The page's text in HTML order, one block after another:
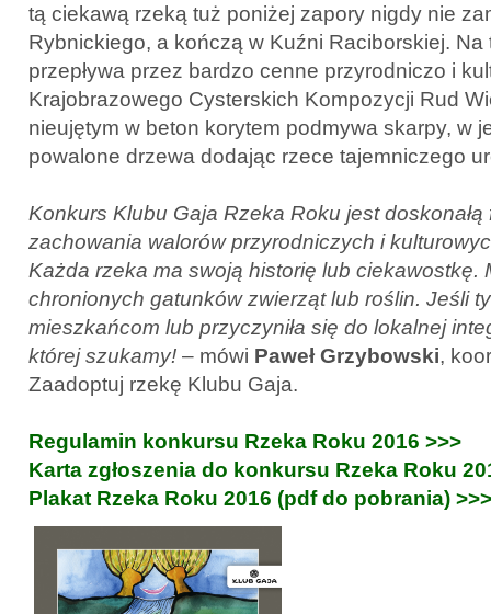
tą ciekawą rzeką tuż poniżej zapory nigdy nie
Rybnickiego, a kończą w Kuźni Raciborskiej.
przepływa przez bardzo cenne przyrodniczo i
Krajobrazowego Cysterskich Kompozycji Rud
nieujętym w beton korytem podmywa skarpy, w
powalone drzewa dodając rzece tajemniczego
Konkurs Klubu Gaja Rzeka Roku jest
zachowania walorów przyrodniczych i
Każda rzeka ma swoją historię lub ciekawostkę.
chronionych gatunków zwierząt lub roślin. Jeśli
mieszkańcom lub przyczyniła się do lokalnej
której szukamy! – mówi Paweł Grzybowski,
Zaadoptuj rzekę Klubu Gaja.
Regulamin konkursu Rzeka Roku 2016 >>>
Karta zgłoszenia do konkursu Rzeka Roku
Plakat Rzeka Roku 2016 (pdf do pobrania) >>>